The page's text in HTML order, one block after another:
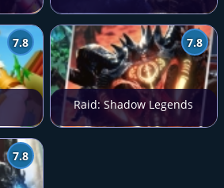
7.8 7.8
Raid: Shadow Legends
7.8